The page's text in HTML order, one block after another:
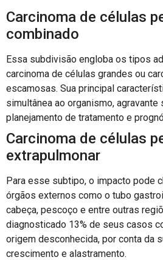
Carcinoma de células
combinado
Essa subdivisão engloba os tipos
carcinoma de células grandes ou
escamosas. Sua principal
simultânea ao organismo, agravante
planejamento de tratamento e
Carcinoma de células
extrapulmonar
Para esse subtipo, o impacto pode
órgãos externos como o tubo
cabeça, pescoço e entre outras
diagnosticado 13% de seus casos
origem desconhecida, por conta da
crescimento e alastramento.